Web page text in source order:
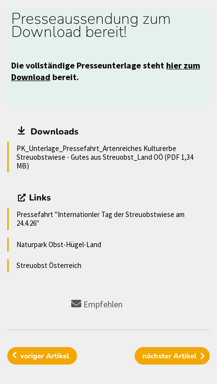
Presseaussendung zum
Download bereit!
Die vollständige Presseunterlage steht hier zum
Download bereit.
Downloads
PK_Unterlage_Pressefahrt_Artenreiches Kulturerbe
Streuobstwiese - Gutes aus Streuobst_Land OÖ (PDF 1,34
MB)
Links
Pressefahrt "Internationler Tag der Streuobstwiese am
24.4.26"
Naturpark Obst-Hügel-Land
Streuobst Österreich
Empfehlen
vorigerArtikel nächster Artikel